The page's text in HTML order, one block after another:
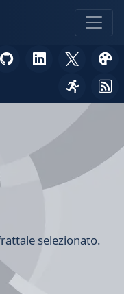
selezionato.